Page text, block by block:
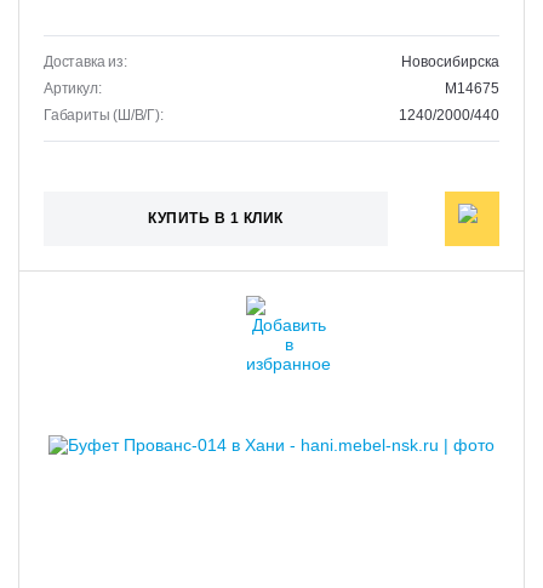
Доставка из:
Новосибирска
Артикул:
M14675
Габариты (Ш/В/Г):
1240/2000/440
КУПИТЬ В 1 КЛИК